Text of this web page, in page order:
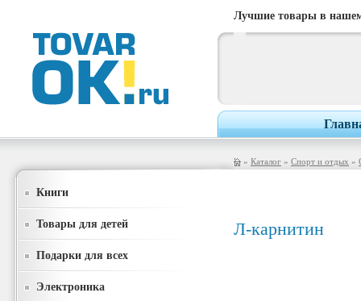
Лучшие товары в
» Каталог » Спорт и отдых »
Книги
Товары для детей
Подарки для всех
Электроника
Л-карнитин